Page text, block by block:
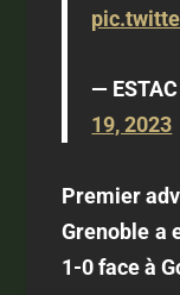
—
19, 2023
Premier
Grenoble a
1-0 face à